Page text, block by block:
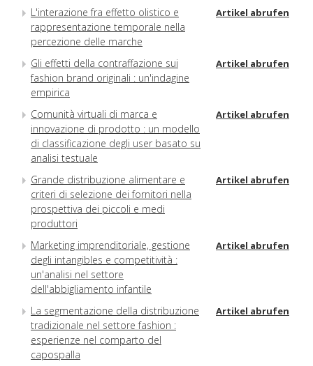
L'interazione fra effetto olistico e
rappresentazione temporale nella
percezione delle marche
Artikel abrufen
Gli effetti della contraffazione sui
fashion brand originali : un'indagine
empirica
Artikel abrufen
Comunità virtuali di marca e
innovazione di prodotto : un modello
di classificazione degli user basato su
analisi testuale
Artikel abrufen
Grande distribuzione alimentare e
criteri di selezione dei fornitori nella
prospettiva dei piccoli e medi
produttori
Artikel abrufen
Marketing imprenditoriale, gestione
degli intangibles e competitività :
un'analisi nel settore
dell'abbigliamento infantile
Artikel abrufen
La segmentazione della distribuzione
tradizionale nel settore fashion :
esperienze nel comparto del
capospalla
Artikel abrufen